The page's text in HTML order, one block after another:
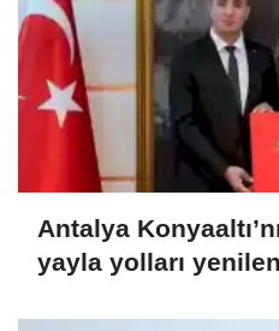
Antalya
yayla yolları